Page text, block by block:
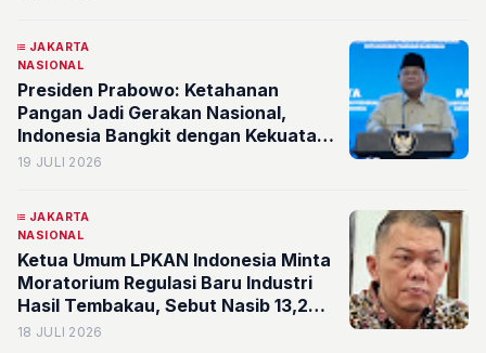
JAKARTA
NASIONAL
Presiden Prabowo: Ketahanan
Pangan Jadi Gerakan Nasional,
Indonesia Bangkit dengan Kekuatan
Sendiri
19 JULI 2026
JAKARTA
NASIONAL
Ketua Umum LPKAN Indonesia Minta
Moratorium Regulasi Baru Industri
Hasil Tembakau, Sebut Nasib 13,2
Juta Jiwa dan Rp200 Triliun
18 JULI 2026